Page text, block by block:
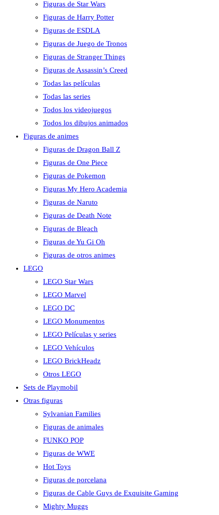
Figuras de Star Wars
Figuras de Harry Potter
Figuras de ESDLA
Figuras de Juego de Tronos
Figuras de Stranger Things
Figuras de Assassin’s Creed
Todas las películas
Todas las series
Todos los videojuegos
Todos los dibujos animados
Figuras de animes
Figuras de Dragon Ball Z
Figuras de One Piece
Figuras de Pokemon
Figuras My Hero Academia
Figuras de Naruto
Figuras de Death Note
Figuras de Bleach
Figuras de Yu Gi Oh
Figuras de otros animes
LEGO
LEGO Star Wars
LEGO Marvel
LEGO DC
LEGO Monumentos
LEGO Películas y series
LEGO Vehículos
LEGO BrickHeadz
Otros LEGO
Sets de Playmobil
Otras figuras
Sylvanian Families
Figuras de animales
FUNKO POP
Figuras de WWE
Hot Toys
Figuras de porcelana
Figuras de Cable Guys de Exquisite Gaming
Mighty Muggs